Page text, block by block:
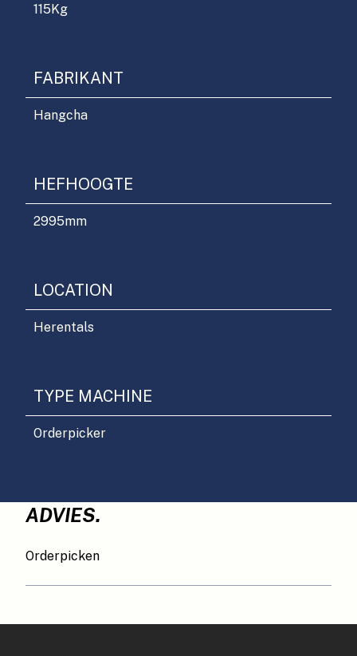
115Kg
FABRIKANT
Hangcha
HEFHOOGTE
2995mm
LOCATION
Herentals
TYPE MACHINE
Orderpicker
ADVIES.
Orderpicken